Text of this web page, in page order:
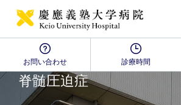
お問い合わせ 診療時間
Disease Name Search
脊髄圧迫症